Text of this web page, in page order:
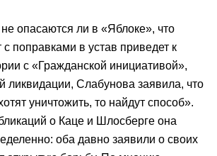
опасаются ли в «Яблоке», что
поправками в устав приведет к
с «Гражданской инициативой»,
ликвидации, Слабунова заявила, что
уничтожить, то найдут способ».
о Каце и Шлосберге она
оба давно заявили о своих